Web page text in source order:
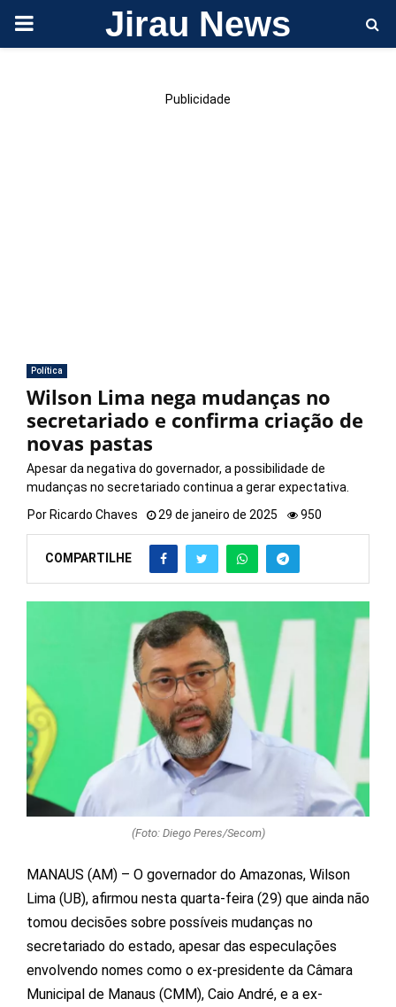
PRIMARY Jirau News
Publicidade
Política
Wilson Lima nega mudanças no
secretariado e confirma criação de
novas pastas
Apesar da negativa do governador, a possibilidade de
mudanças no secretariado continua a gerar expectativa.
Por Ricardo Chaves 29 de janeiro de 2025 950
COMPARTILHE
(Foto: Diego Peres/Secom)
MANAUS (AM) – O governador do Amazonas, Wilson
Lima (UB), afirmou nesta quarta-feira (29) que ainda não
tomou decisões sobre possíveis mudanças no
secretariado do estado, apesar das especulações
envolvendo nomes como o ex-presidente da Câmara
Municipal de Manaus (CMM), Caio André, e a ex-